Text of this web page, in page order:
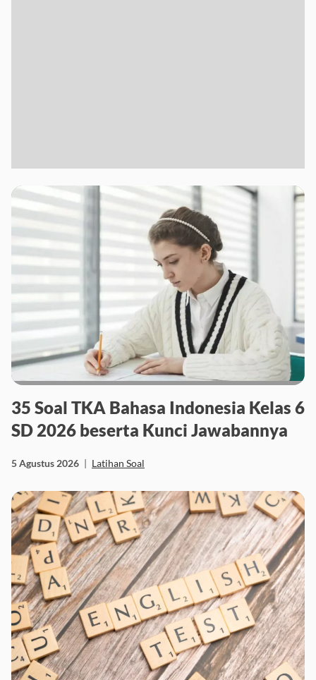
35 Soal TKA Bahasa Indonesia Kelas 6
SD 2026 beserta Kunci Jawabannya
5 Agustus 2026 | Latihan Soal